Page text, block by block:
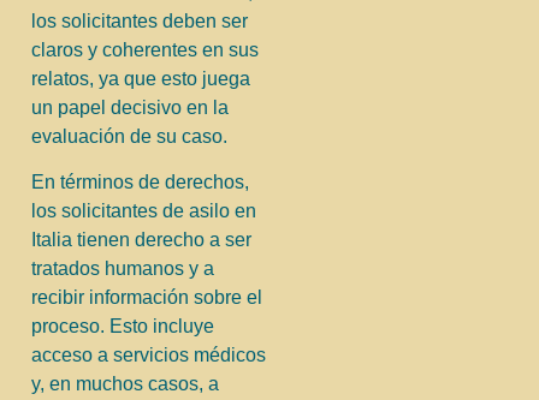
los solicitantes deben ser
claros y coherentes en sus
relatos, ya que esto juega
un papel decisivo en la
evaluación de su caso.
En términos de derechos,
los solicitantes de asilo en
Italia tienen derecho a ser
tratados humanos y a
recibir información sobre el
proceso. Esto incluye
acceso a servicios médicos
y, en muchos casos, a